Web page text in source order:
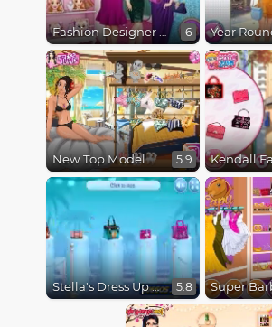
Fashion Designer Gala 6
New Top Model at Princessgram 5.9
Stella's Dress Up Summer Party 5.8